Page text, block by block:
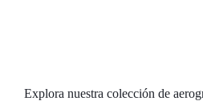
Explora nuestra colección de